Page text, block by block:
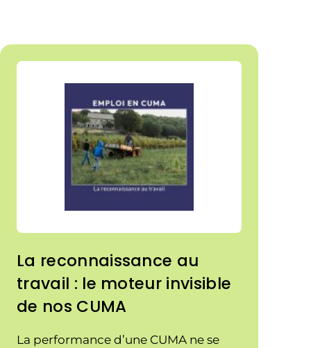
La reconnaissance au
travail : le moteur invisible
de nos CUMA
La performance d’une CUMA ne se